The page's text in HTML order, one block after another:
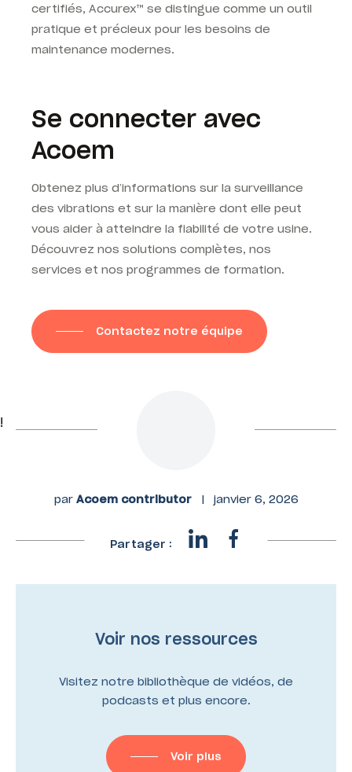
certifiés, Accurex™ se distingue comme un outil
pratique et précieux pour les besoins de
maintenance modernes.
Se connecter avec
Acoem
Obtenez plus d’informations sur la surveillance
des vibrations et sur la manière dont elle peut
vous aider à atteindre la fiabilité de votre usine.
Découvrez nos solutions complètes, nos
services et nos programmes de formation.
Contactez notre équipe
!
par Acoem contributor | janvier 6, 2026
Partager :
Voir nos ressources
Visitez notre bibliothèque de vidéos, de
podcasts et plus encore.
Voir plus